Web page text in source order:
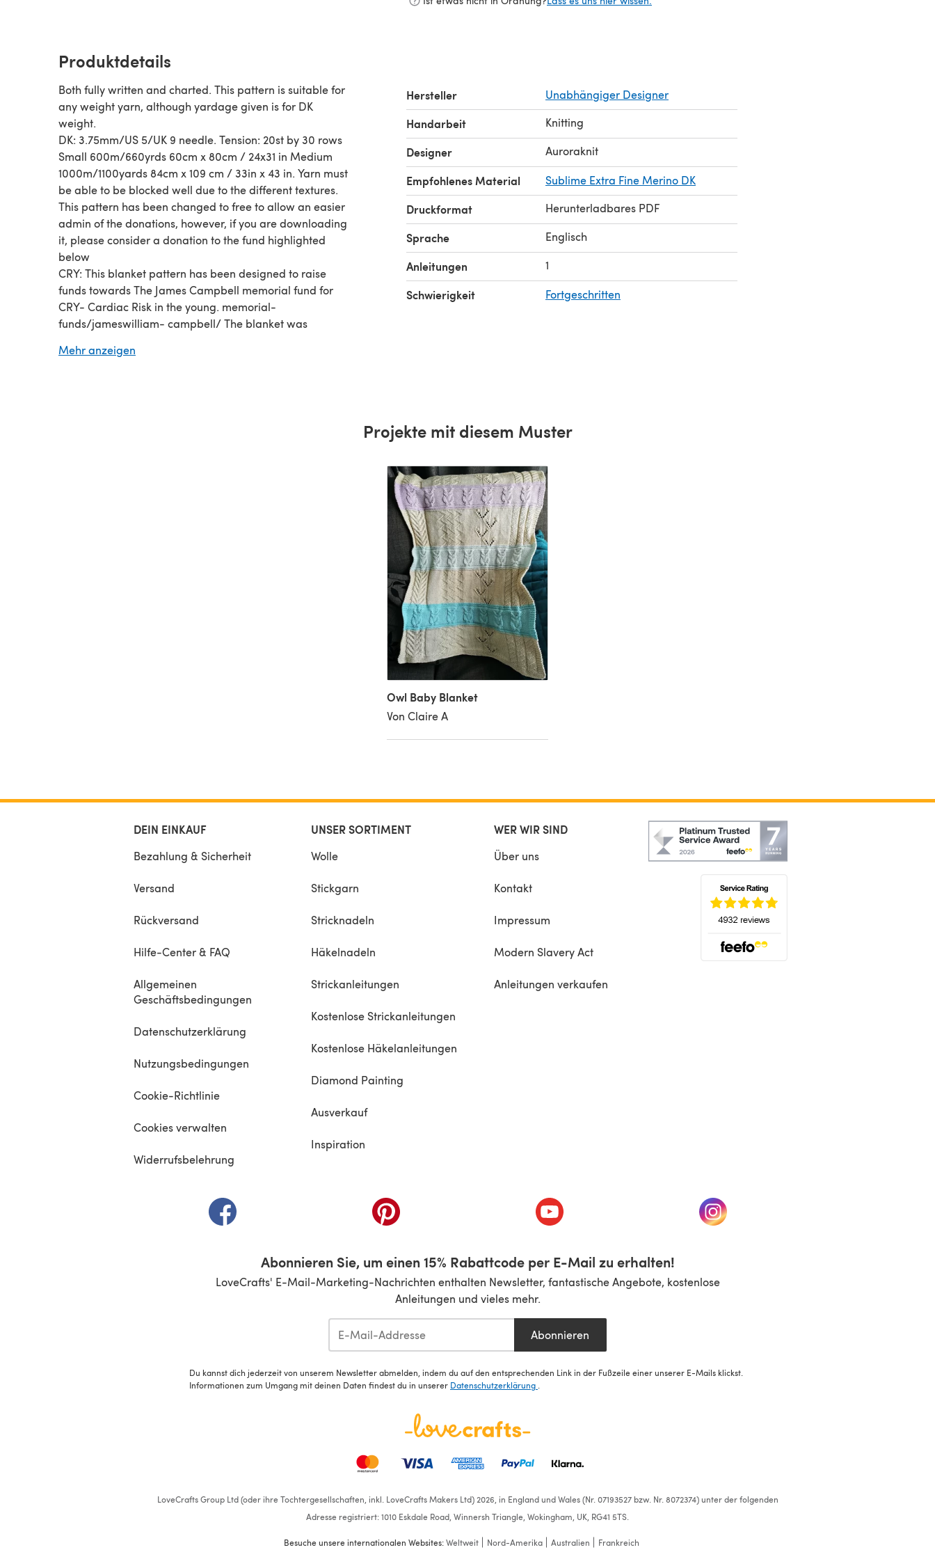
Produktdetails
Both fully written and charted. This pattern is suitable for
any weight yarn, although yardage given is for DK
weight.
DK: 3.75mm/US 5/UK 9 needle. Tension: 20st by 30 rows
Small 600m/660yrds 60cm x 80cm / 24x31 in Medium
1000m/1100yards 84cm x 109 cm / 33in x 43 in. Yarn must
be able to be blocked well due to the different textures.
This pattern has been changed to free to allow an easier
admin of the donations, however, if you are downloading
it, please consider a donation to the fund highlighted
below
CRY: This blanket pattern has been designed to raise
funds towards The James Campbell memorial fund for
CRY- Cardiac Risk in the young. memorial-
funds/jameswilliam- campbell/ The blanket was
Harry Potter. Whilst it is not supposed to be a direct
Mehr anzeigen
Hersteller Unabhängiger Designer
Handarbeit Knitting
Designer Auroraknit
Empfohlenes Material Sublime Extra Fine Merino DK
Druckformat Herunterladbares PDF
Sprache Englisch
Anleitungen 1
Schwierigkeit Fortgeschritten
Projekte mit diesem Muster
Owl Baby Blanket
Von Claire A
DEIN EINKAUF
Bezahlung & Sicherheit
Versand
Rückversand
Hilfe-Center & FAQ
Allgemeinen
Geschäftsbedingungen
Datenschutzerklärung
Nutzungsbedingungen
Cookie-Richtlinie
Cookies verwalten
Widerrufsbelehrung
UNSER SORTIMENT
Wolle
Stickgarn
Stricknadeln
Häkelnadeln
Strickanleitungen
Kostenlose Strickanleitungen
Kostenlose Häkelanleitungen
Diamond Painting
Ausverkauf
Inspiration
WER WIR SIND
Über uns
Kontakt
Impressum
Modern Slavery Act
Anleitungen verkaufen
(öffnet sich in einem neuen Tab)(öffnet sich in einem neuen Tab)(öffnet sich in einem neuen Tab)(öffnet sich in einem neuen Tab)
Abonnieren Sie, um einen 15% Rabattcode per E-Mail zu erhalten!
LoveCrafts' E-Mail-Marketing-Nachrichten enthalten Newsletter, fantastische Angebote, kostenlose
Anleitungen und vieles mehr.
Abonnieren
Du kannst dich jederzeit von unserem Newsletter abmelden, indem du auf den entsprechenden Link in der Fußzeile einer unserer E-Mails klickst.
Informationen zum Umgang mit deinen Daten findest du in unserer Datenschutzerklärung
LoveCrafts Group Ltd (oder ihre Tochtergesellschaften, inkl. LoveCrafts Makers Ltd) 2026, in England und Wales (Nr. 07193527 bzw. Nr. 8072374) unter der folgenden
Adresse registriert: 1010 Eskdale Road, Winnersh Triangle, Wokingham, UK, RG41 5TS.
Besuche unsere internationalen Websites:Weltweit Nord-Amerika Australien Frankreich